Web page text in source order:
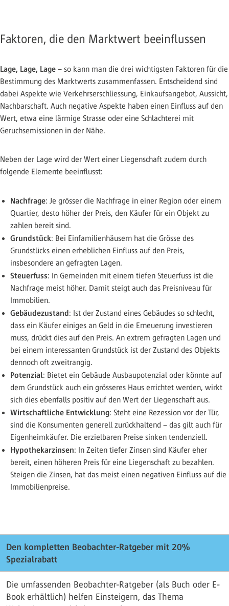
Faktoren, die den Marktwert beeinflussen
Lage, Lage, Lage – so kann man die drei wichtigsten Faktoren für die
Bestimmung des Marktwerts zusammenfassen. Entscheidend sind
dabei Aspekte wie Verkehrserschliessung, Einkaufsangebot, Aussicht,
Nachbarschaft. Auch negative Aspekte haben einen Einfluss auf den
Wert, etwa eine lärmige Strasse oder eine Schlachterei mit
Geruchsemissionen in der Nähe.
Neben der Lage wird der Wert einer Liegenschaft zudem durch
folgende Elemente beeinflusst:
Nachfrage: Je grösser die Nachfrage in einer Region oder einem
Quartier, desto höher der Preis, den Käufer für ein Objekt zu
zahlen bereit sind.
Grundstück: Bei Einfamilienhäusern hat die Grösse des
Grundstücks einen erheblichen Einfluss auf den Preis,
insbesondere an gefragten Lagen.
Steuerfuss: In Gemeinden mit einem tiefen Steuerfuss ist die
Nachfrage meist höher. Damit steigt auch das Preisniveau für
Immobilien.
Gebäudezustand: Ist der Zustand eines Gebäudes so schlecht,
dass ein Käufer einiges an Geld in die Erneuerung investieren
muss, drückt dies auf den Preis. An extrem gefragten Lagen und
bei einem interessanten Grundstück ist der Zustand des Objekts
dennoch oft zweitrangig.
Potenzial: Bietet ein Gebäude Ausbaupotenzial oder könnte auf
dem Grundstück auch ein grösseres Haus errichtet werden, wirkt
sich dies ebenfalls positiv auf den Wert der Liegenschaft aus.
Wirtschaftliche Entwicklung: Steht eine Rezession vor der Tür,
sind die Konsumenten generell zurückhaltend – das gilt auch für
Eigenheimkäufer. Die erzielbaren Preise sinken tendenziell.
Hypothekarzinsen: In Zeiten tiefer Zinsen sind Käufer eher
bereit, einen höheren Preis für eine Liegenschaft zu bezahlen.
Steigen die Zinsen, hat das meist einen negativen Einfluss auf die
Immobilienpreise.
Den kompletten Beobachter-Ratgeber mit 20%
Spezialrabatt
Die umfassenden Beobachter-Ratgeber (als Buch oder E-
Book erhältlich) helfen Einsteigern, das Thema